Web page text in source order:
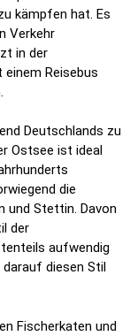
kämpfen hat. Es
Verkehr
in der
einem Reisebus
Deutschlands zu
Ostsee ist ideal
die
und Stettin. Davon
der
aufwendig
diesen Stil
Fischerkaten und